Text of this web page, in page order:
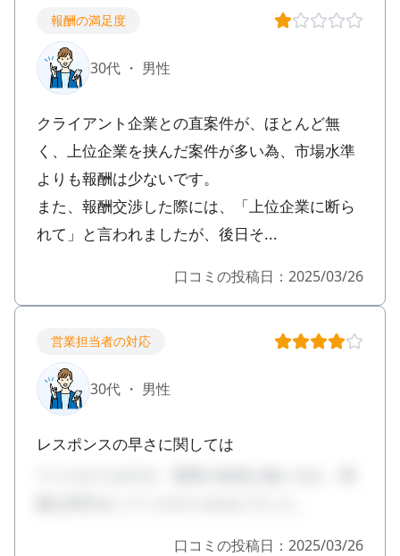
報酬の満足度
30代 ・ 男性
クライアント企業との直案件が、ほとんど無
く、上位企業を挟んだ案件が多い為、市場水準
よりも報酬は少ないです。
また、報酬交渉した際には、「上位企業に断ら
れて」と言われましたが、後日そ...
口コミの投稿日：2025/03/26
営業担当者の対応
30代 ・ 男性
レスポンスの早さに関しては
口コミの投稿日：2025/03/26